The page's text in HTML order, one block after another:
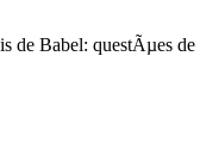
Babel: questÃµes de